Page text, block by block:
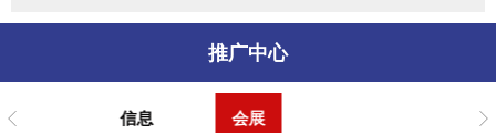
推广中心
信息 会展